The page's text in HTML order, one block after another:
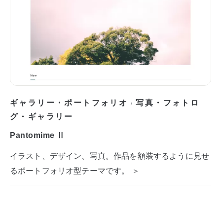
ギャラリー・ポートフォリオ /写真・フォトロ
グ・ギャラリー
Pantomime Ⅱ
イラスト、デザイン、写真。作品を額装するように見せ
るポートフォリオ型テーマです。 ＞